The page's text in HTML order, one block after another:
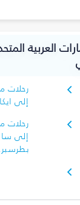
العربية
رحلات
إلى
رحلات
إلى